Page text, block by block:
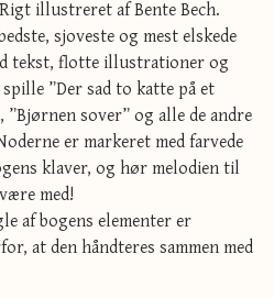
illustreret af Bente Bech.
sjoveste og mest elskede
tekst, flotte illustrationer og
”Der sad to katte på et
”Bjørnen sover” og alle de andre
er markeret med farvede
klaver, og hør melodien til
med!
af bogens elementer er
at den håndteres sammen med